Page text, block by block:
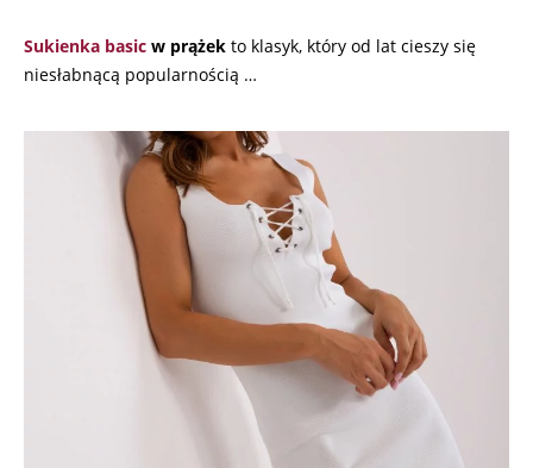
Sukienka basic w prążek to klasyk, który od lat cieszy się
niesłabnącą popularnością …